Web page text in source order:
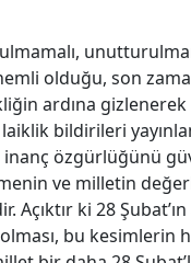
olduğu, son
ardına
bildirileri
özgürlüğünü
ve milletin
Açıktır ki 28
bu kesimlerin